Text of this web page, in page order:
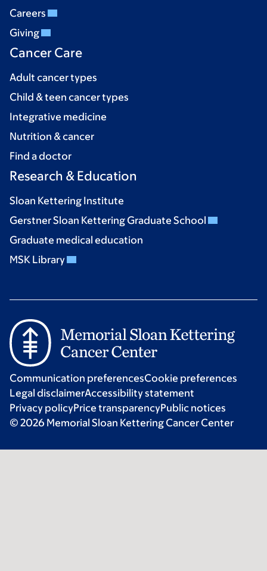
Careers
Giving
Cancer Care
Adult cancer types
Child & teen cancer types
Integrative medicine
Nutrition & cancer
Find a doctor
Research & Education
Sloan Kettering Institute
Gerstner Sloan Kettering Graduate School
Graduate medical education
MSK Library
Communication preferencesCookie preferences
Legal disclaimerAccessibility statement
Privacy policyPrice transparencyPublic notices
© 2026 Memorial Sloan Kettering Cancer Center